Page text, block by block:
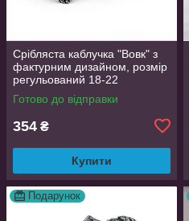
Срібляста каблучка "Вовк" з
фактурним дизайном, розмір
регульований 18-22
Готово до відправки
354 ₴
Купити
Подарунок